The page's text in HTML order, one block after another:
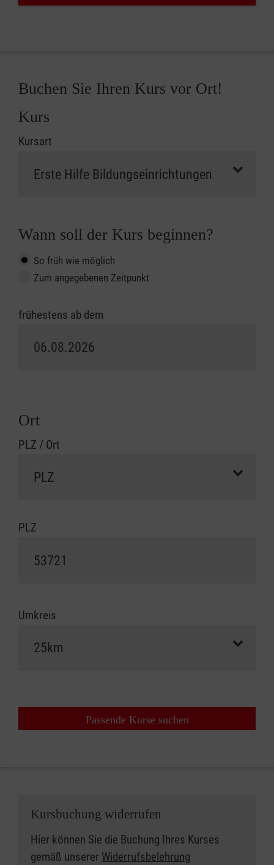
Buchen Sie Ihren Kurs vor Ort!
Kurs
Kursart
Wann soll der Kurs beginnen?
So früh wie möglich
Zum angegebenen Zeitpunkt
frühestens ab dem
Ort
PLZ / Ort
PLZ
Umkreis
Passende Kurse suchen
Kursbuchung widerrufen
Hier können Sie die Buchung Ihres Kurses
gemäß unserer Widerrufsbelehrung